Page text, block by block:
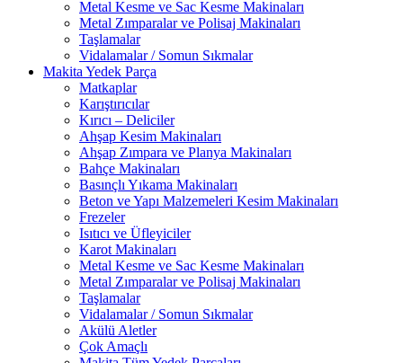
Metal Kesme ve Sac Kesme Makinaları
Metal Zımparalar ve Polisaj Makinaları
Taşlamalar
Vidalamalar / Somun Sıkmalar
Makita Yedek Parça
Matkaplar
Karıştırıcılar
Kırıcı – Deliciler
Ahşap Kesim Makinaları
Ahşap Zımpara ve Planya Makinaları
Bahçe Makinaları
Basınçlı Yıkama Makinaları
Beton ve Yapı Malzemeleri Kesim Makinaları
Frezeler
Isıtıcı ve Üfleyiciler
Karot Makinaları
Metal Kesme ve Sac Kesme Makinaları
Metal Zımparalar ve Polisaj Makinaları
Taşlamalar
Vidalamalar / Somun Sıkmalar
Akülü Aletler
Çok Amaçlı